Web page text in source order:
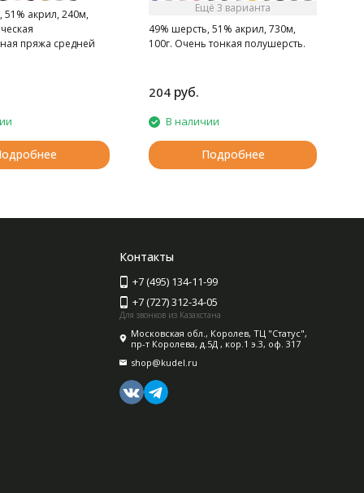
51% акрил, 240м,
пряжа средней
Ещё 3 варианта
49% шерсть, 51% акрил, 730м,
100г. Очень тонкая полушерсть.
204 руб.
В наличии
Подробнее
Контакты
+7 (495) 134-11-99
+7 (727) 312-34-05
Для звонков из Казахстана
Московская обл., Королев, ТЦ "Статус",
пр-т Королева, д.5Д , кор.1 э.3, оф. 317
shop@kudel.ru